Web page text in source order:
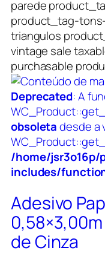
parede
product_tag-
triangulos
vintage sale
purchasable
Deprecated: A
obsoletadesde a
/home/
includes/
Adesivo
de Cinza